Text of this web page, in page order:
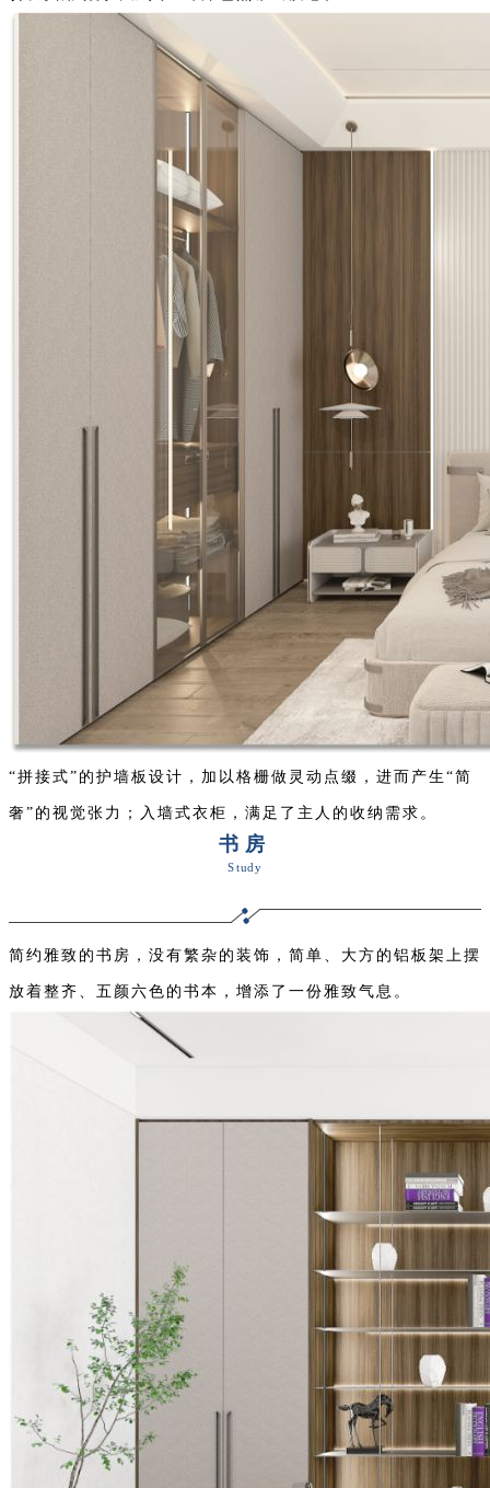
“拼接式”的护墙板设计，加以格栅做灵动点缀，进而产生“简
奢”的视觉张力；入墙式衣柜，满足了主人的收纳需求。
书房
Study
简约雅致的书房，没有繁杂的装饰，简单、大方的铝板架上摆
放着整齐、五颜六色的书本，增添了一份雅致气息。